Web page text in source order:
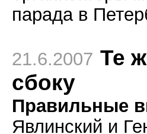
парада в
21.6.2007 Те
сбоку
Правильные
Явлинский и